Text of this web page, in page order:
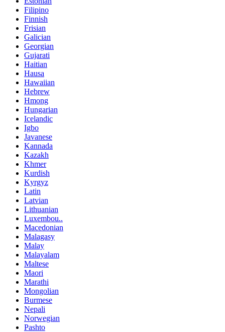
Filipino
Finnish
Frisian
Galician
Georgian
Gujarati
Haitian
Hausa
Hawaiian
Hebrew
Hmong
Hungarian
Icelandic
Igbo
Javanese
Kannada
Kazakh
Khmer
Kurdish
Kyrgyz
Latin
Latvian
Lithuanian
Luxembou..
Macedonian
Malagasy
Malay
Malayalam
Maltese
Maori
Marathi
Mongolian
Burmese
Nepali
Norwegian
Pashto